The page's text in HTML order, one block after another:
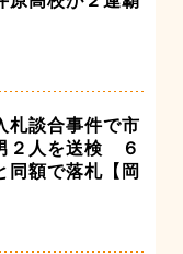
札談合事件で市
２人を送検 ６
同額で落札【岡